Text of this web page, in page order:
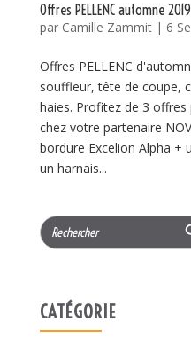
Offres PELLENC automne
par Camille Zammit| 6
Offres PELLENC
souffleur, tête de coupe,
haies. Profitez de 3
chez votre partenaire
bordure Excelion Alpha +
un harnais...
Search
for:
CATÉGORIE